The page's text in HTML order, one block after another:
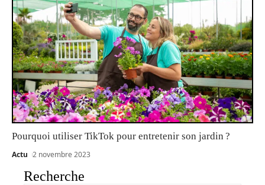
Pourquoi utiliser TikTok pour entretenir son jardin ?
Actu 2 novembre 2023
Recherche